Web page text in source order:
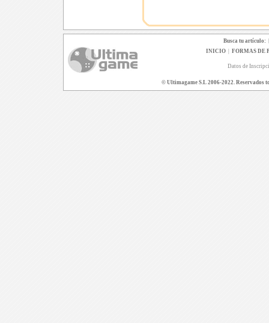
Busca tu artículo:
INICIO| FORMAS DE
Datos de
© Ultimagame S.L 2006-2022. Reservados